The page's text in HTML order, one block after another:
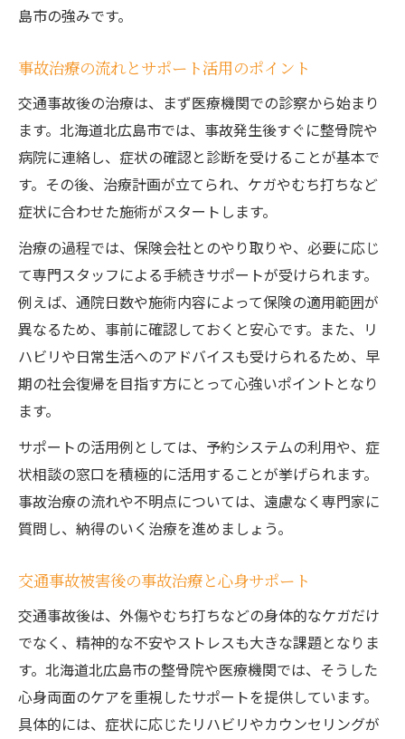
島市の強みです。
事故治療の流れとサポート活用のポイント
交通事故後の治療は、まず医療機関での診察から始まり
ます。北海道北広島市では、事故発生後すぐに整骨院や
病院に連絡し、症状の確認と診断を受けることが基本で
す。その後、治療計画が立てられ、ケガやむち打ちなど
症状に合わせた施術がスタートします。
治療の過程では、保険会社とのやり取りや、必要に応じ
て専門スタッフによる手続きサポートが受けられます。
例えば、通院日数や施術内容によって保険の適用範囲が
異なるため、事前に確認しておくと安心です。また、リ
ハビリや日常生活へのアドバイスも受けられるため、早
期の社会復帰を目指す方にとって心強いポイントとなり
ます。
サポートの活用例としては、予約システムの利用や、症
状相談の窓口を積極的に活用することが挙げられます。
事故治療の流れや不明点については、遠慮なく専門家に
質問し、納得のいく治療を進めましょう。
交通事故被害後の事故治療と心身サポート
交通事故後は、外傷やむち打ちなどの身体的なケガだけ
でなく、精神的な不安やストレスも大きな課題となりま
す。北海道北広島市の整骨院や医療機関では、そうした
心身両面のケアを重視したサポートを提供しています。
具体的には、症状に応じたリハビリやカウンセリングが